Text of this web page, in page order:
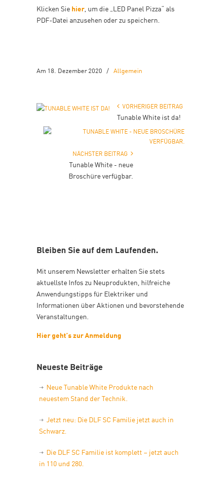
Klicken Sie hier, um die „LED Panel Pizza“ als
PDF-Datei anzusehen oder zu speichern.
Am 18. Dezember 2020 / Allgemein
VORHERIGER BEITRAG
Tunable White ist da!
NÄCHSTER BEITRAG
Tunable White - neue
Broschüre verfügbar.
Bleiben Sie auf dem Laufenden.
Mit unserem Newsletter erhalten Sie stets
aktuellste Infos zu Neuprodukten, hilfreiche
Anwendungstipps für Elektriker und
Informationen über Aktionen und bevorstehende
Veranstaltungen.
Hier geht’s zur Anmeldung
Neueste Beiträge
Neue Tunable White Produkte nach
neuestem Stand der Technik.
Jetzt neu: Die DLF SC Familie jetzt auch in
Schwarz.
Die DLF SC Familie ist komplett – jetzt auch
in 110 und 280.